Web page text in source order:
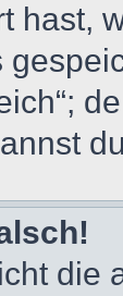
hast,
die